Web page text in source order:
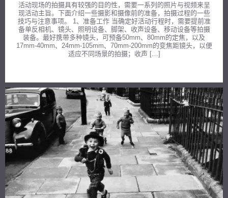
活动现场的拍摄具有较强的目的性，需要一系列的照片与视频来呈
现活动主旨。下面介绍一些摄影和摄像前的准备，拍摄过程的一些
技巧与注意事项。 1、准备工作 当确定好活动行程时，需要提前准
备单反相机、镜头、照明设备、脚架、收声设备、移动设备等拍摄
装备。最好携带多种镜头，可预备50mm、80mm的定焦，以及
17mm-40mm、24mm-105mm、70mm-200mm的变焦距镜头，以便
适应不同场景的拍摄；收声 […]